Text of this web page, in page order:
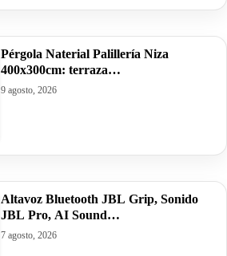
Pérgola Naterial Palillería Niza
400x300cm: terraza…
9 agosto, 2026
Altavoz Bluetooth JBL Grip, Sonido
JBL Pro, AI Sound…
7 agosto, 2026